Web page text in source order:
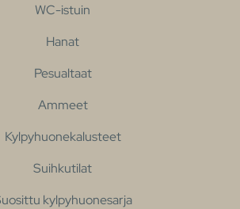
WC-istuin
Hanat
Pesualtaat
Ammeet
Kylpyhuonekalusteet
Suihkutilat
kylpyhuonesarja